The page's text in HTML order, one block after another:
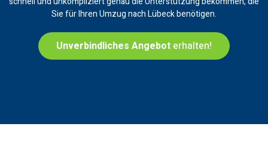
Sie für Ihren Umzug nach Lübeck benötigen.
Unverbindliches Angebot erhalten!